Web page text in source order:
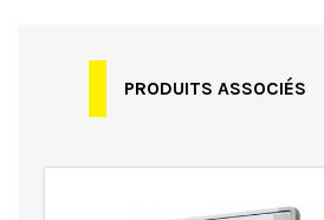
PRODUITS ASSOCIÉS